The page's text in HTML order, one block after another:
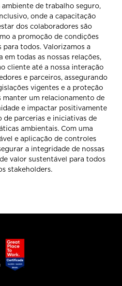
de trabalho seguro,
onde a capacitação
dos colaboradores são
a promoção de condições
para todos. Valorizamos a
em todas as nossas relações,
cliente até a nossa interação
e parceiros, assegurando
vigentes e a proteção
manter um relacionamento de
e impactar positivamente
de parcerias e iniciativas de
ambientais. Com uma
e aplicação de controles
a integridade de nossas
valor sustentável para todos
stakeholders.